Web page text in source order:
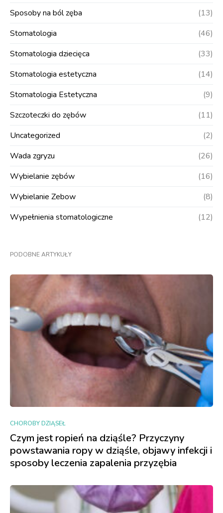
Sposoby na ból zęba
(13)
Stomatologia
(46)
Stomatologia dziecięca
(33)
Stomatologia estetyczna
(14)
Stomatologia Estetyczna
(9)
Szczoteczki do zębów
(11)
Uncategorized
(2)
Wada zgryzu
(26)
Wybielanie zębów
(16)
Wybielanie Zebow
(8)
Wypełnienia stomatologiczne
(12)
PODOBNE ARTYKUŁY
CHOROBY DZIĄSEŁ
Czym jest ropień na dziąśle? Przyczyny
powstawania ropy w dziąśle, objawy infekcji i
sposoby leczenia zapalenia przyzębia